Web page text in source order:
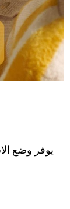
يوفر وضع